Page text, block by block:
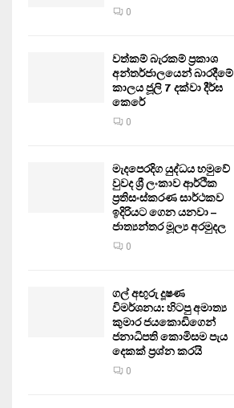
0
වත්කම් බැරකම් ප්‍රකාශ
අන්තර්ජාලයෙන් බාරදීමේ
කාලය ජූලි 7 දක්වා දීර්ඝ
කෙරේ
0
මැදපෙරදිග යුද්ධය හමුවේ
වුවද ශ්‍රී ලංකාව ආර්ථික
ප්‍රතිසංස්කරණ සාර්ථකව
ඉදිරියට ගෙන යනවා –
ජාත්‍යන්තර මූල්‍ය අරමුදල
0
ගල් අඟුරු දූෂණ
විමර්ශනය: හිටපු අමාත්‍ය
කුමාර ජයකොඩිගෙන්
ජනාධිපති කොමිසම පැය
දෙකක් ප්‍රශ්න කරයි
0